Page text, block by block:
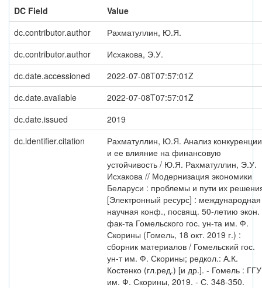
DC Field
Value
dc.contributor.author
Рахматуллин, Ю.Я.
dc.contributor.author
Исхакова, Э.У.
dc.date.accessioned
2022-07-08T07:57:01Z
dc.date.available
2022-07-08T07:57:01Z
dc.date.issued
2019
dc.identifier.citation
Рахматуллин, Ю.Я. Анализ конкуренции
и ее влияние на финансовую
устойчивость / Ю.Я. Рахматуллин, Э.У.
Исхакова // Модернизация экономики
Беларуси : проблемы и пути их
[Электронный ресурс] : международная
научная конф., посвящ. 50-летию экон.
фак-та Гомельского гос. ун-та им. Ф.
Скорины (Гомель, 18 окт. 2019 г.) :
сборник материалов / Гомельский гос.
ун-т им. Ф. Скорины; редкол.: А.К.
Костенко (гл.ред.) [и др.]. - Гомель : ГГУ
им. Ф. Скорины, 2019. - С. 348-350.